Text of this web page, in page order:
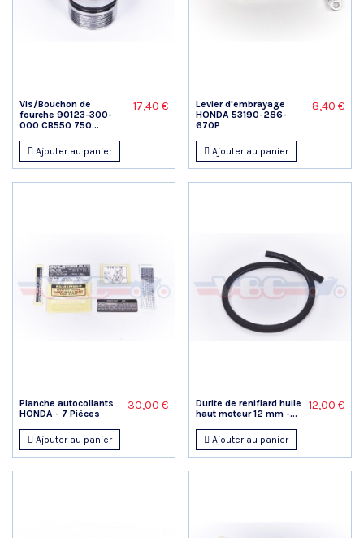
Vis/Bouchon de
fourche 90123-300-
000 CB550 750...
17,40 €
Ajouter au panier
Levier d'embrayage
HONDA 53190-286-
670P
8,40 €
Ajouter au panier
Planche autocollants
HONDA - 7 Pièces
30,00 €
Ajouter au panier
Durite de reniflard huile
haut moteur 12 mm -...
12,00 €
Ajouter au panier